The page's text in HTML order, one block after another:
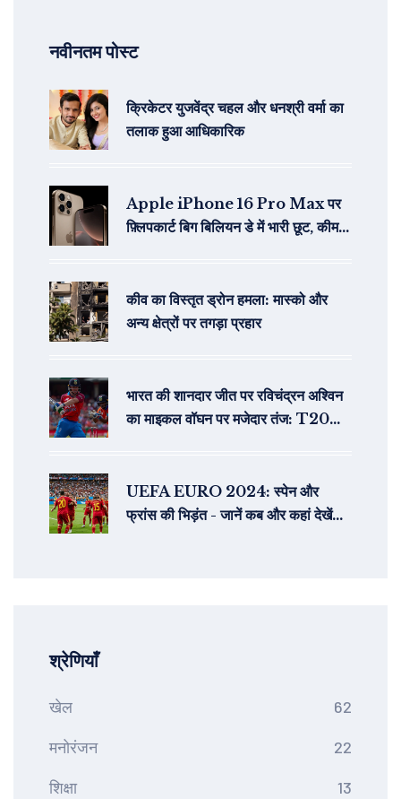
नवीनतम पोस्ट
क्रिकेटर युजवेंद्र चहल और धनश्री वर्मा का
तलाक हुआ आधिकारिक
Apple iPhone 16 Pro Max पर
फ़्लिपकार्ट बिग बिलियन डे में भारी छूट, कीमत
कीव का विस्तृत ड्रोन हमला: मास्को और
अन्य क्षेत्रों पर तगड़ा प्रहार
भारत की शानदार जीत पर रविचंद्रन अश्विन
का माइकल वॉघन पर मजेदार तंज: T20
UEFA EURO 2024: स्पेन और
फ्रांस की भिड़ंत - जानें कब और कहां देखें
श्रेणियाँ
खेल 62
मनोरंजन 22
शिक्षा 13